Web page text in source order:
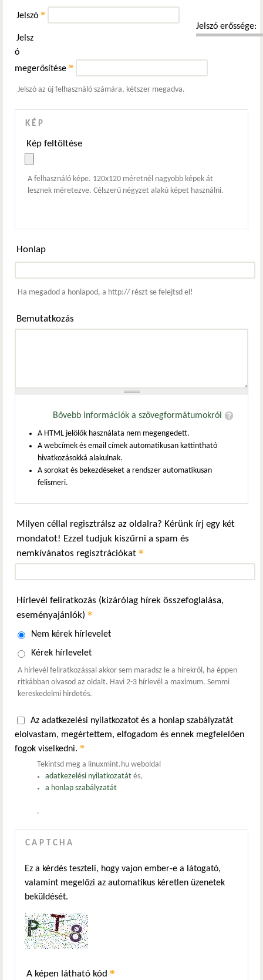
Jelszó erőssége:
Jelszó *
Jelsz
ó
megerősítése *
Jelszó az új felhasználó számára, kétszer megadva.
KÉP
Kép feltöltése
A felhasználó képe. 120x120 méretnél nagyobb képek át
lesznek méretezve. Célszerű négyzet alakú képet használni.
Honlap
Ha megadod a honlapod, a http:// részt se felejtsd el!
Bemutatkozás
Bővebb információk a szövegformátumokról
A HTML jelölők használata nem megengedett.
A webcímek és email címek automatikusan kattintható
hivatkozásokká alakulnak.
A sorokat és bekezdéseket a rendszer automatikusan
felismeri.
Milyen céllal regisztrálsz az oldalra? Kérünk írj egy két
mondatot! Ezzel tudjuk kiszűrni a spam és
nemkívánatos regisztrációkat *
Hírlevél feliratkozás (kizárólag hírek összefoglalása,
eseményajánlók) *
Nem kérek hírlevelet
Kérek hírlevelet
A hírlevél feliratkozással akkor sem maradsz le a hírekről, ha éppen
ritkábban olvasod az oldalt. Havi 2-3 hírlevél a maximum. Semmi
kereskedelmi hirdetés.
Az adatkezelési nyilatkozatot és a honlap szabályzatát
elolvastam, megértettem, elfogadom és ennek megfelelően
fogok viselkedni. *
Tekintsd meg a linuxmint.hu weboldal
adatkezelési nyilatkozatátés,
a honlap szabályzatát
.
CAPTCHA
Ez a kérdés teszteli, hogy vajon ember-e a látogató,
valamint megelőzi az automatikus kéretlen üzenetek
beküldését.
A képen látható kód *